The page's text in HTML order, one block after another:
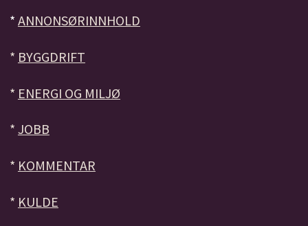
* ANNONSØRINNHOLD
* BYGGDRIFT
* ENERGI OG MILJØ
* JOBB
* KOMMENTAR
* KULDE